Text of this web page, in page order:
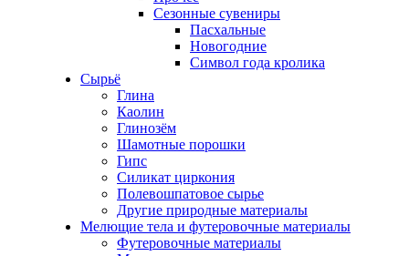
Сезонные сувениры
Пасхальные
Новогодние
Символ года кролика
Сырьё
Глина
Каолин
Глинозём
Шамотные порошки
Гипс
Силикат циркония
Полевошпатовое сырье
Другие природные материалы
Мелющие тела и футеровочные материалы
Футеровочные материалы